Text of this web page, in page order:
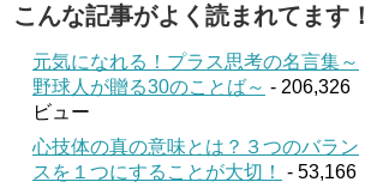
こんな記事がよく読まれてます！
元気になれる！プラス思考の名言集～
野球人が贈る30のことば～ - 206,326
ビュー
心技体の真の意味とは？３つのバラン
スを１つにすることが大切！
- 53,166